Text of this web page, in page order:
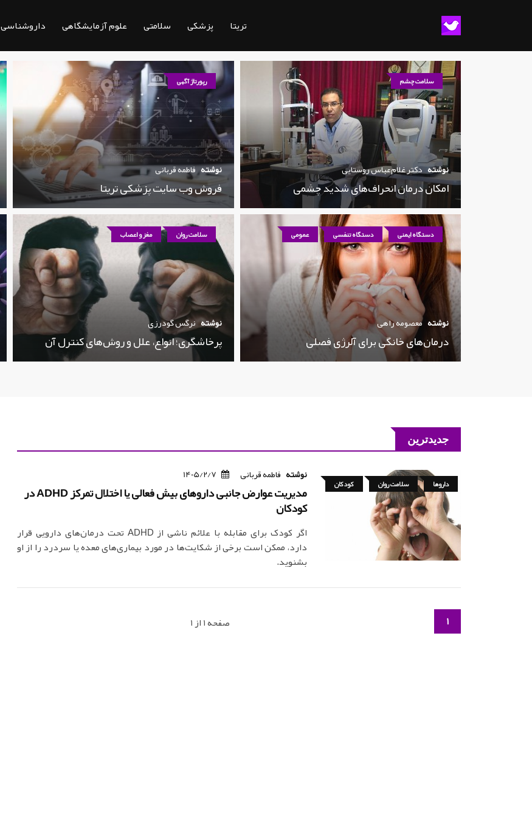
تریتا پزشکی سلامتی علوم آزمایشگاهی داروشناسی
سلامت چشم
نوشته دکتر غلام‌عباس روستایی
امکان درمان انحراف‌های شدید چشمی
رپورتاژ آگهی
نوشته فاطمه قربانی
فروش وب سایت پزشکی تریتا
دستگاه ایمنی دستگاه تنفسی عمومی
نوشته معصومه راهی
درمان‌های خانگی برای آلرژی فصلی
سلامت روان مغز و اعصاب
نوشته نرگس گودرزی
پرخاشگری؛ انواع، علل و روش‌های کنترل آن
جدیدترین
داروها سلامت روان کودکان
نوشته فاطمه قربانی 1405/2/7
مدیریت عوارض جانبی داروهای بیش فعالی یا اختلال تمرکز ADHD در
کودکان
اگر کودک برای مقابله با علائم ناشی از ADHD تحت درمان‌های دارویی قرار
دارد، ممکن است برخی از شکایت‌ها در مورد بیماری‌های معده یا سردرد را از او
بشنوید.
1 صفحه 1 از 1